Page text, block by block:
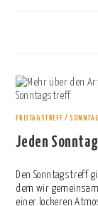
FREITAGSTREFF /
Jeden
Den Sonntagstreff
dem wir
einer lockeren